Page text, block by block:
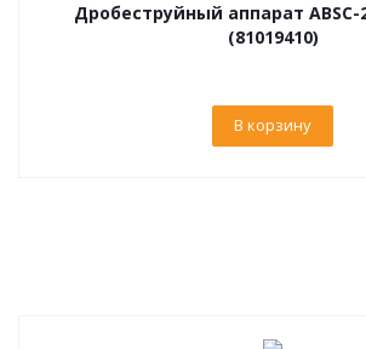
Дробеструйный аппарат ABSC-
(81019410)
В корзину